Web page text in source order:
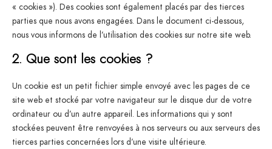
« cookies »). Des cookies sont également placés par des tierces
parties que nous avons engagées. Dans le document ci-dessous,
nous vous informons de l’utilisation des cookies sur notre site web.
2. Que sont les cookies ?
Un cookie est un petit fichier simple envoyé avec les pages de ce
site web et stocké par votre navigateur sur le disque dur de votre
ordinateur ou d’un autre appareil. Les informations qui y sont
stockées peuvent être renvoyées à nos serveurs ou aux serveurs des
tierces parties concernées lors d’une visite ultérieure.